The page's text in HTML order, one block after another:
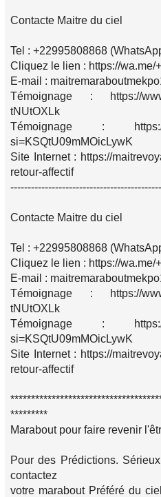
Contacte Maitre du ciel
Tel : +22995808868
Cliquez le lien : https://wa.me/
E-mail :
Témoignage : https://
tNUtOXLk
Témoignage : https://
si=KSQtU09mMOicLywK
Site Internet : https://
retour-affectif
Contacte Maitre du ciel
Tel : +22995808868
Cliquez le lien : https://wa.me/
E-mail :
Témoignage : https://
tNUtOXLk
Témoignage : https://
si=KSQtU09mMOicLywK
Site Internet : https://
retour-affectif
*********
Marabout pour faire revenir
Pour des Prédictions.
contactez
votre marabout Préféré du